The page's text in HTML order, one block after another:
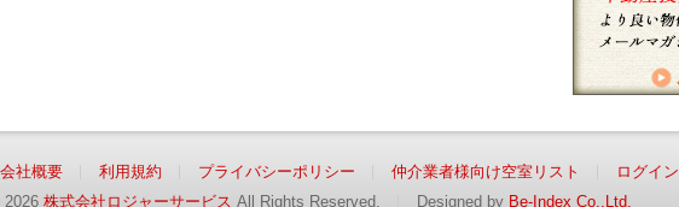
会社概要 利用規約 プライバシーポリシー 仲介業者様向け空室リスト
ログイン
2026 株式会社ロジャーサービス All Rights Reserved. Designed by Be-Index Co.,Ltd.